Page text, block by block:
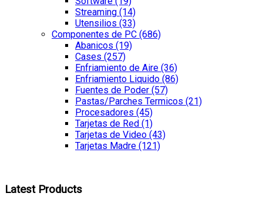
Streaming (14)
Utensilios (33)
Componentes de PC (686)
Abanicos (19)
Cases (257)
Enfriamiento de Aire (36)
Enfriamiento Liquido (86)
Fuentes de Poder (57)
Pastas/Parches Termicos (21)
Procesadores (45)
Tarjetas de Red (1)
Tarjetas de Video (43)
Tarjetas Madre (121)
Latest Products